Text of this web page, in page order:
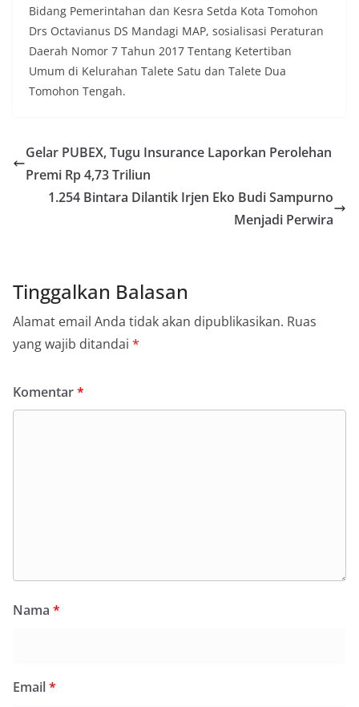
Bidang Pemerintahan dan Kesra Setda Kota Tomohon
Drs Octavianus DS Mandagi MAP, sosialisasi Peraturan
Daerah Nomor 7 Tahun 2017 Tentang Ketertiban
Umum di Kelurahan Talete Satu dan Talete Dua
Tomohon Tengah.
Gelar PUBEX, Tugu Insurance Laporkan Perolehan
Premi Rp 4,73 Triliun
1.254 Bintara Dilantik Irjen Eko Budi Sampurno
Menjadi Perwira
Tinggalkan Balasan
Alamat email Anda tidak akan dipublikasikan. Ruas
yang wajib ditandai *
Komentar*
Nama *
Email*